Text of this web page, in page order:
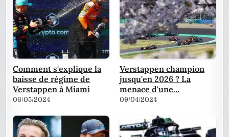
Comment s'explique la
baisse de régime de
Verstappen à Miami
06/05/2024
Verstappen champion
jusqu'en 2026 ? La
menace d'une…
09/04/2024